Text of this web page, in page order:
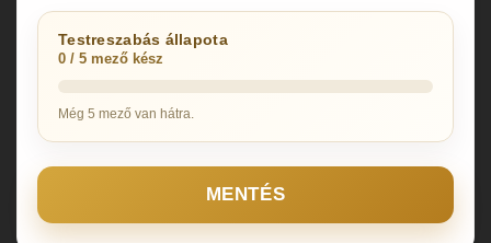
Testreszabás állapota
0 / 5 mező kész
Még 5 mező van hátra.
MENTÉS